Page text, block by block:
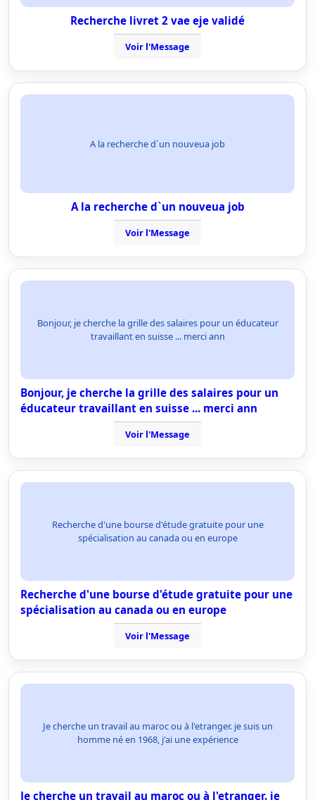
Recherche livret 2 vae eje validé
Voir l'Message
A la recherche d`un nouveua job
A la recherche d`un nouveua job
Voir l'Message
Bonjour, je cherche la grille des salaires pour un éducateur
travaillant en suisse ... merci ann
Bonjour, je cherche la grille des salaires pour un
éducateur travaillant en suisse ... merci ann
Voir l'Message
Recherche d'une bourse d'étude gratuite pour une
spécialisation au canada ou en europe
Recherche d'une bourse d'étude gratuite pour une
spécialisation au canada ou en europe
Voir l'Message
Je cherche un travail au maroc ou à l'etranger. je suis un
homme né en 1968, j'ai une expérience
Je cherche un travail au maroc ou à l'etranger. je